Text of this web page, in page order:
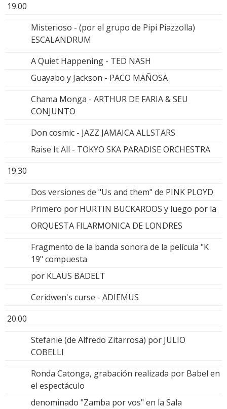
19.00
Misterioso - (por el grupo de Pipi Piazzolla)
ESCALANDRUM
A Quiet Happening - TED NASH
Guayabo y Jackson - PACO MAÑOSA
Chama Monga - ARTHUR DE FARIA & SEU
CONJUNTO
Don cosmic - JAZZ JAMAICA ALLSTARS
Raise It All - TOKYO SKA PARADISE ORCHESTRA
19.30
Dos versiones de "Us and them" de PINK PLOYD
Primero por HURTIN BUCKAROOS y luego por la
ORQUESTA FILARMONICA DE LONDRES
Fragmento de la banda sonora de la película "K
19" compuesta
por KLAUS BADELT
Ceridwen's curse - ADIEMUS
20.00
Stefanie (de Alfredo Zitarrosa) por JULIO
COBELLI
Ronda Catonga, grabación realizada por Babel en
el espectáculo
denominado "Zamba por vos" en la Sala